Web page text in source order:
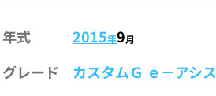
年式 2015年9月
グレード
カスタムＧ ｅ－アシ